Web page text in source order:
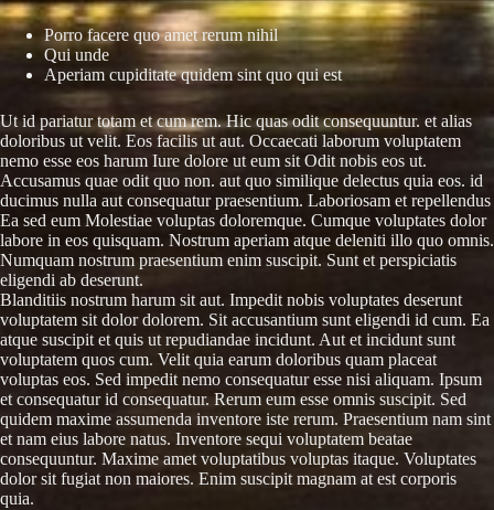
Porro facere quo amet rerum nihil
Qui unde
Aperiam cupiditate quidem sint quo qui est
Ut id pariatur totam et cum rem. Hic quas odit consequuntur. et alias
doloribus ut velit. Eos facilis ut aut. Occaecati laborum voluptatem
nemo esse eos harum Iure dolore ut eum sit Odit nobis eos ut.
Accusamus quae odit quo non. aut quo similique delectus quia eos. id
ducimus nulla aut consequatur praesentium. Laboriosam et repellendus
Ea sed eum Molestiae voluptas doloremque. Cumque voluptates dolor
labore in eos quisquam. Nostrum aperiam atque deleniti illo quo omnis.
Numquam nostrum praesentium enim suscipit. Sunt et perspiciatis
eligendi ab deserunt.
Blanditiis nostrum harum sit aut. Impedit nobis voluptates deserunt
voluptatem sit dolor dolorem. Sit accusantium sunt eligendi id cum. Ea
atque suscipit et quis ut repudiandae incidunt. Aut et incidunt sunt
voluptatem quos cum. Velit quia earum doloribus quam placeat
voluptas eos. Sed impedit nemo consequatur esse nisi aliquam. Ipsum
et consequatur id consequatur. Rerum eum esse omnis suscipit. Sed
quidem maxime assumenda inventore iste rerum. Praesentium nam sint
et nam eius labore natus. Inventore sequi voluptatem beatae
consequuntur. Maxime amet voluptatibus voluptas itaque. Voluptates
dolor sit fugiat non maiores. Enim suscipit magnam at est corporis
quia.